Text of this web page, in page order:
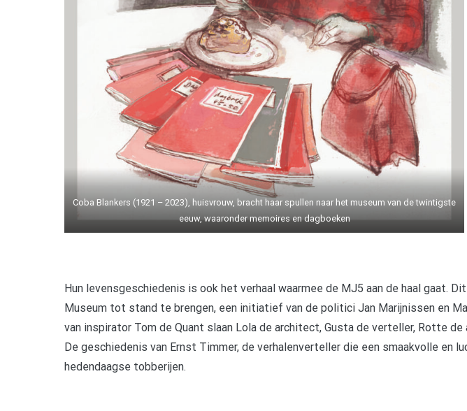
Coba Blankers (1921 – 2023), huisvrouw, bracht haar spullen naar het museum van de twintigste
eeuw, waaronder memoires en dagboeken
Hun levensgeschiedenis is ook het verhaal waarmee de MJ5 aan de haal
Museum tot stand te brengen, een initiatief van de politici Jan Marijnissen en
van inspirator Tom de Quant slaan Lola de architect, Gusta de verteller, Rotte
De geschiedenis van Ernst Timmer, de verhalenverteller die een smaakvolle en
hedendaagse tobberijen.